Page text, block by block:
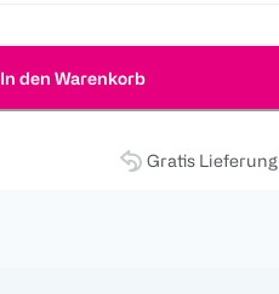
In den Warenkorb
Gratis